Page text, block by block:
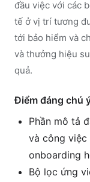
đầu việc với các
tế ở vị trí tương
tới bảo hiểm và
và thưởng hiệu
quả.
Điểm đáng chú
Phần mô tả
và công việc
onboarding
Bộ lọc ứng